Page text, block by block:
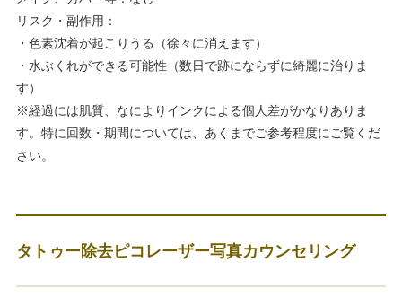
リスク・副作用：
・色素沈着が起こりうる（徐々に消えます）
・水ぶくれができる可能性（数日で跡にならずに綺麗に治りま
す）
※経過には肌質、なによりインクによる個人差がかなりありま
す。特に回数・期間については、あくまでご参考程度にご覧くだ
さい。
タトゥー除去ピコレーザー写真カウンセリング